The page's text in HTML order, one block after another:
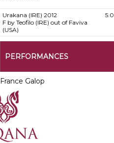
Urakana (IRE) 2012
F by Teofilo (IRE) out of Faviva
(USA)
PERFORMANCES
France Galop